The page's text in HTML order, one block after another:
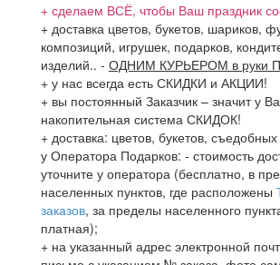
+ сделаем ВСЁ, чтобы Ваш праздник
+ доставка цветов, букетов, шариков,
композиций, игрушек, подарков,
изделий.. - ОДНИМ КУРЬЕРОМ в руки
+ у нас всегда есть СКИДКИ и АКЦИИ!
+ вы постоянный Заказчик – значит у
накопительная система СКИДОК!
+ доставка: цветов, букетов,
у Оператора Подарков: - стоимость
уточните у оператора (бесплатно, в
населенных пунктов, где расположены
заказов, за пределы населенного
платная);
+ на указанный адрес электронной